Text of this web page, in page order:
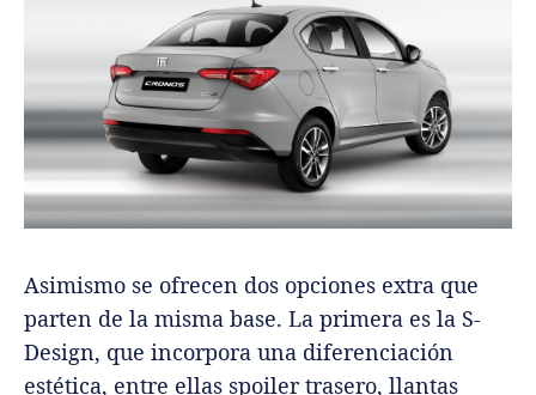
Asimismo se ofrecen dos opciones extra que
parten de la misma base. La primera es la S-
Design, que incorpora una diferenciación
estética, entre ellas spoiler trasero, llantas